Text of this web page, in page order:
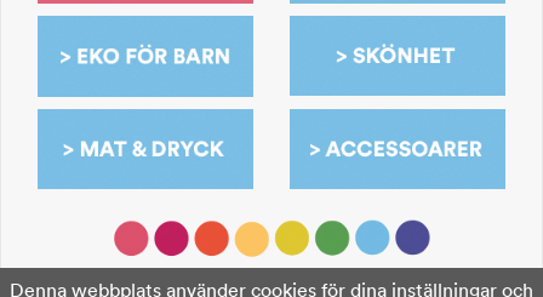
Denna webbplats använder cookies för dina inställningar och